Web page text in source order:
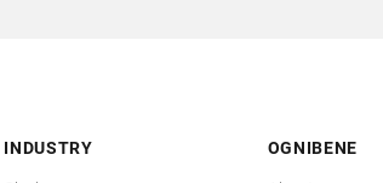
INDUSTRY OGNIBENE